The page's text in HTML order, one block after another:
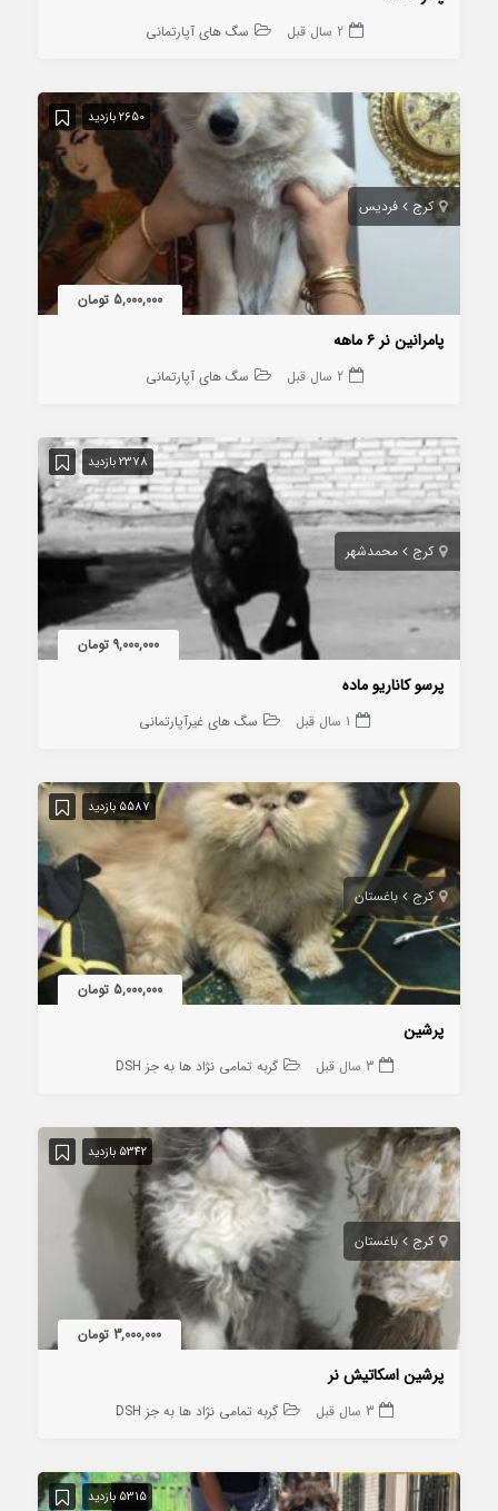
2 سال قبل سگ های آپارتمانی
2650 بازدید
کرج فردیس
5,000,000 تومان
پامرانین نر ۶ ماهه
2 سال قبل سگ های آپارتمانی
2378 بازدید
کرج محمدشهر
9,000,000 تومان
پرسو کاناریو ماده
1 سال قبل سگ های غیرآپارتمانی
5587 بازدید
کرج باغستان
5,000,000 تومان
پرشین
3 سال قبل گربه تمامی نژاد ها به جز DSH
5342 بازدید
کرج باغستان
3,000,000 تومان
پرشین اسکاتیش نر
3 سال قبل گربه تمامی نژاد ها به جز DSH
5315 بازدید